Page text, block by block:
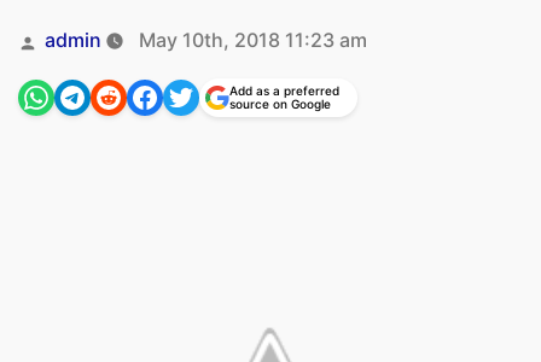
Posted
by
admin May 10th, 2018 11:23 am
Add as a preferred
source on Google